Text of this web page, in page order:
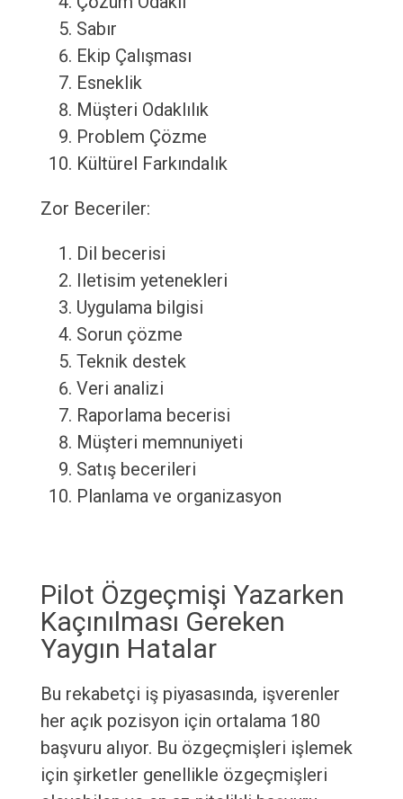
Sabır
Ekip Çalışması
Esneklik
Müşteri Odaklılık
Problem Çözme
Kültürel Farkındalık
Zor Beceriler:
Dil becerisi
Iletisim yetenekleri
Uygulama bilgisi
Sorun çözme
Teknik destek
Veri analizi
Raporlama becerisi
Müşteri memnuniyeti
Satış becerileri
Planlama ve organizasyon
Pilot Özgeçmişi Yazarken
Kaçınılması Gereken
Yaygın Hatalar
Bu rekabetçi iş piyasasında, işverenler
her açık pozisyon için ortalama 180
başvuru alıyor. Bu özgeçmişleri işlemek
için şirketler genellikle özgeçmişleri